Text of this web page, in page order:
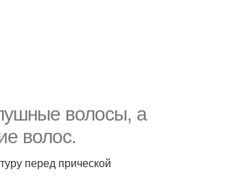
волосы, а
волос.
перед прической